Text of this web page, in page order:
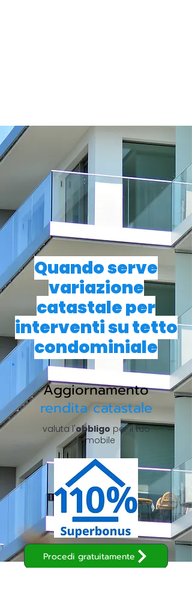
Quando serve
variazione
catastale per
interventi su tetto
condominiale
Aggiornamento
rendita catastale
valuta l'obbligo per il tuo
immobile
Procedi gratuitamente